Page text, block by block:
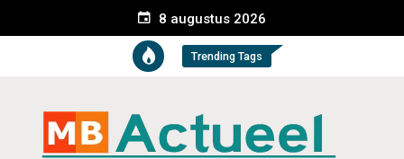
8 augustus 2026
Trending Tags